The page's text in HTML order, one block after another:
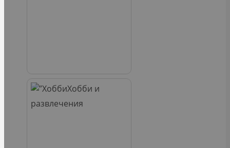
Хобби и
развлечения